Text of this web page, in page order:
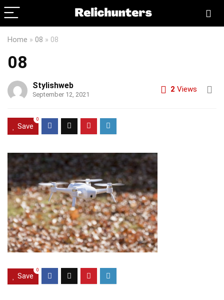
Home » 08 » 08
08
Stylishweb
September 12, 2021
2 Views
Save
0
Save
0